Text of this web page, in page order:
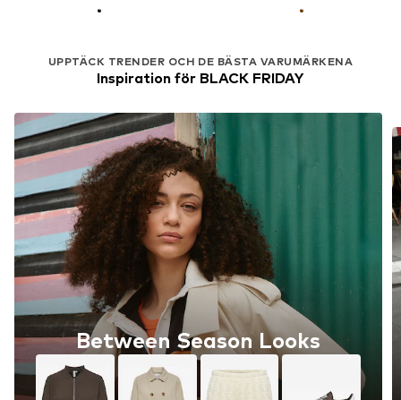
UPPTÄCK TRENDER OCH DE BÄSTA VARUMÄRKENA
Inspiration för BLACK FRIDAY
Between Season Looks